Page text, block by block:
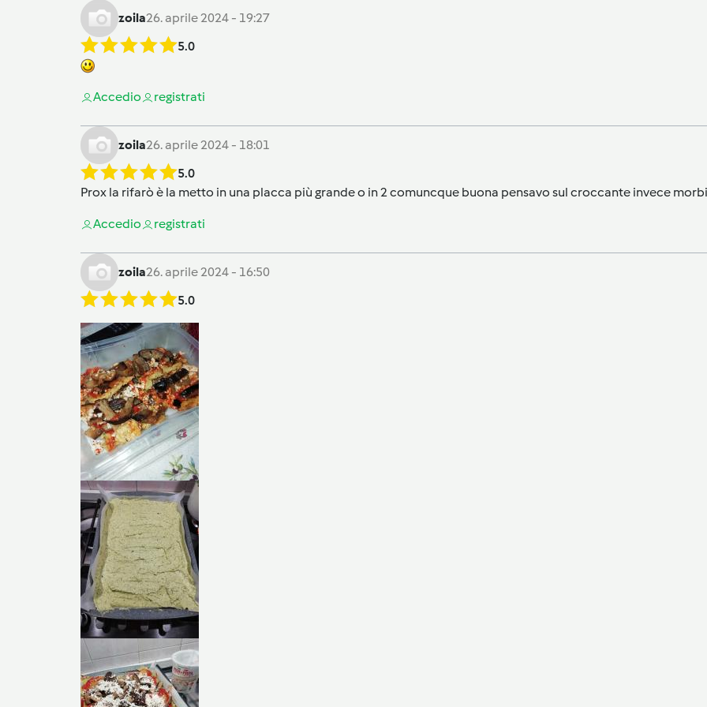
zoila26. aprile 2024 - 19:27
5.0
Accedio registrati
zoila26. aprile 2024 - 18:01
5.0
Prox la rifarò è la metto in una placca più grande o in 2 comuncque buona pensavo sul croccante invece
Accedio registrati
zoila26. aprile 2024 - 16:50
5.0